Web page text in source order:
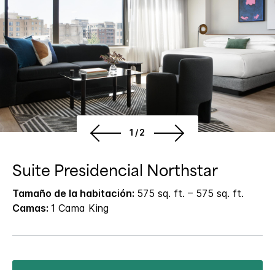
1/2
Suite Presidencial Northstar
Tamaño de la habitación: 575 sq. ft. – 575 sq. ft.
Camas: 1 Cama King